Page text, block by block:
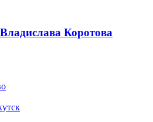
Коротова